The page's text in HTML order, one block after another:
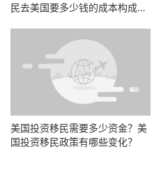
美国会计移民有哪些条件？美国
会计移民的要求是什么？